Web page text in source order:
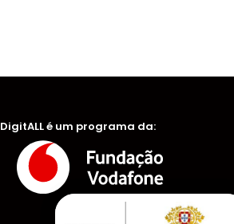
DigitALL é um programa da: